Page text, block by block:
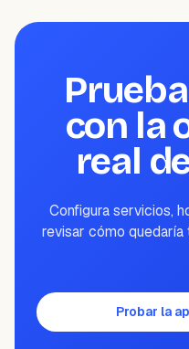
con la
real
Configura servicios,
revisar cómo quedaría
Probar la